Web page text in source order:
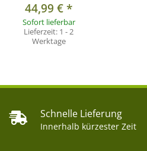
44,99 €*
Sofort lieferbar
Lieferzeit: 1 - 2
Werktage
Schnelle Lieferung
Innerhalb kürzester Zeit